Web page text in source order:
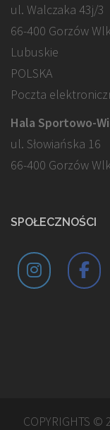
ul. Walczaka 43j/3
66-400 Gorzów
Lubuskie
POLSKA
Poczta
Hala Sportowo-
ul. Słowiańska 16
66-400 Gorzów
SPOŁECZNOŚCI
COPYRIGHTS